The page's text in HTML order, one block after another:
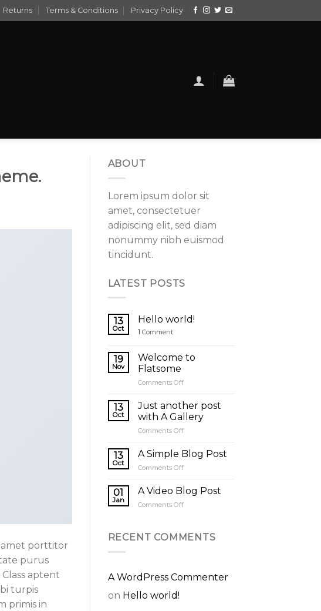
Returns Terms & Conditions Privacy Policy
amet porttitor
purus
aptent
turpis
primis in
ABOUT
Lorem ipsum dolor sit
amet, consectetuer
adipiscing elit, sed diam
nonummy nibh euismod
tincidunt.
LATEST POSTS
13
Oct
Hello world!
1Comment
19
Nov
Welcome to
Flatsome
Comments Offon
to
Flatsome
13
Oct
Just another post
with A Gallery
Comments Offon
another
Gallery
13
Oct
A Simple Blog Post
Comments Offon
Simple
Blog
01
Jan
A Video Blog Post
Comments Offon
Blog
RECENT COMMENTS
A WordPress Commenter
on Hello world!